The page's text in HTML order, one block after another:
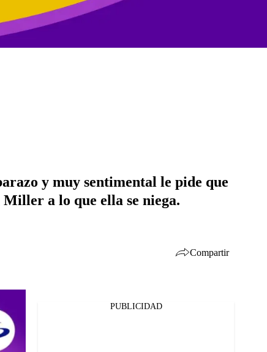
y muy sentimental le pide que
Miller a lo que ella se niega.
Compartir
PUBLICIDAD